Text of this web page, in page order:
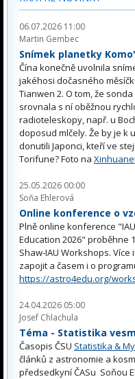
06.07.2026 11:00
Martin Gembec
Snímek planetky
Čína konečně uvolnila
jakéhosi dočasného
Tianwen 2. O tom, že
srovnala s ní oběžnou
radioteleskopy, např. u
doposud mlčely. Že by je k
donutili Japonci, kteří ve
Torifune? Foto na
25.05.2026 00:00
Soňa Ehlerová
Online konference o
Plně online konference
Education 2026" proběhne
Shaw-IAU Workshops.
zapojit a časem i o
https://astro4edu.org/
24.04.2026 05:00
Josef Chlachula
Téma - Statistika
Časopis ČSU Statistika &
článků z astronomie a
předsedkyní ČASu Soňou